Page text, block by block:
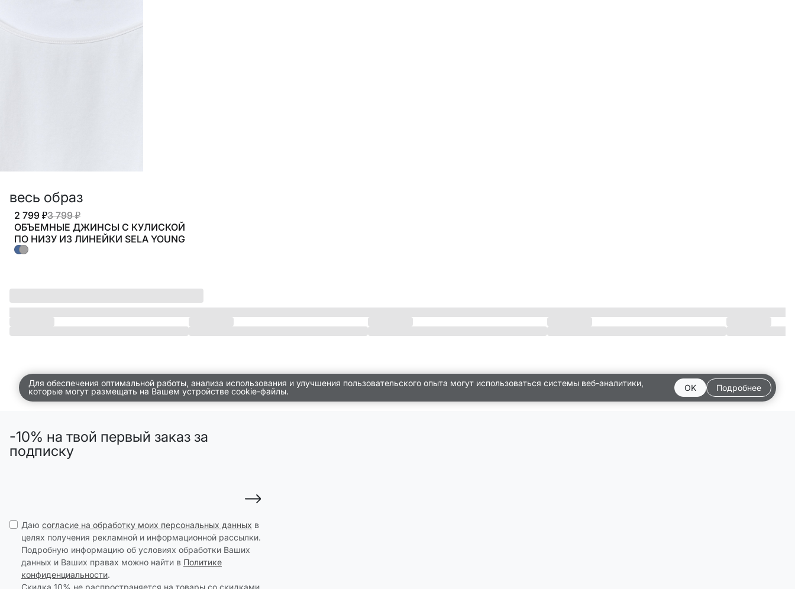
магазины
доставка
инфо
весь образ
2 799 ₽3 799 ₽
ОБЪЕМНЫЕ ДЖИНСЫ С КУЛИСКОЙ
ПО НИЗУ ИЗ ЛИНЕЙКИ SELA YOUNG
Для обеспечения оптимальной работы, анализа использования и улучшения пользовательского опыта могут использоваться системы веб-аналитики,
которые могут размещать на Вашем устройстве cookie-файлы.
OK Подробнее
-10% на твой первый заказ за
подписку
Даю согласие на обработку моих персональных данных в
целях получения рекламной и информационной рассылки.
Подробную информацию об условиях обработки Ваших
данных и Ваших правах можно найти в Политике
конфиденциальности.
Скидка 10% не распространяется на товары со скидками